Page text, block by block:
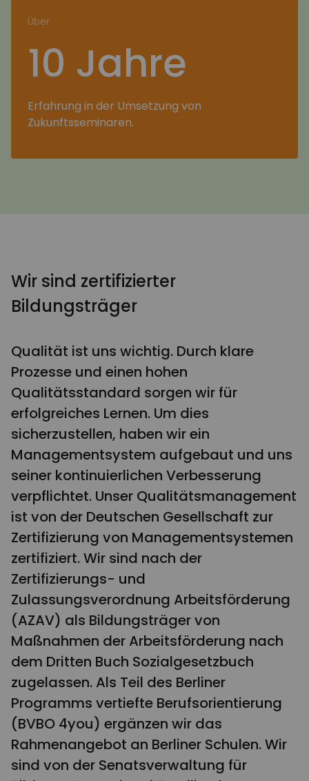
Über
10 Jahre
Erfahrung in der Umsetzung von
Zukunftsseminaren.
Wir sind zertifizierter
Bildungsträger
Qualität ist uns wichtig. Durch klare
Prozesse und einen hohen
Qualitätsstandard sorgen wir für
erfolgreiches Lernen. Um dies
sicherzustellen, haben wir ein
Managementsystem aufgebaut und uns
seiner kontinuierlichen Verbesserung
verpflichtet. Unser Qualitätsmanagement
ist von der Deutschen Gesellschaft zur
Zertifizierung von Managementsystemen
zertifiziert. Wir sind nach der
Zertifizierungs- und
Zulassungsverordnung Arbeitsförderung
(AZAV) als Bildungsträger von
Maßnahmen der Arbeitsförderung nach
dem Dritten Buch Sozialgesetzbuch
zugelassen. Als Teil des Berliner
Programms vertiefte Berufsorientierung
(BVBO 4you) ergänzen wir das
Rahmenangebot an Berliner Schulen. Wir
sind von der Senatsverwaltung für